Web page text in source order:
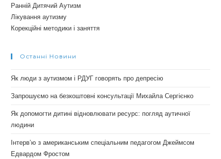
Ранній Дитячий Аутизм
Лікування аутизму
Корекційні методики і заняття
Останні Новини
Як люди з аутизмом і РДУГ говорять про депресію
Запрошуємо на безкоштовні консультації Михайла Сергієнко
Як допомогти дитині відновлювати ресурс: погляд аутичної
людини
Інтерв’ю з американським спеціальним педагогом Джеймсом
Едвардом Фростом